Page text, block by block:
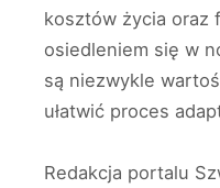
kosztów życia oraz
osiedleniem się w
są niezwykle
ułatwić proces
Redakcja portalu